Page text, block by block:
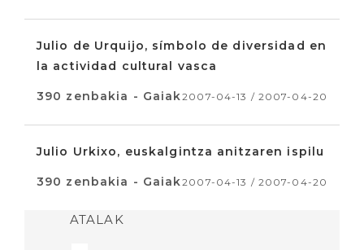
Julio de Urquijo, símbolo de diversidad en
la actividad cultural vasca
390 zenbakia - Gaiak2007-04-13 / 2007-04-20
Julio Urkixo, euskalgintza anitzaren ispilu
390 zenbakia - Gaiak2007-04-13 / 2007-04-20
ATALAK